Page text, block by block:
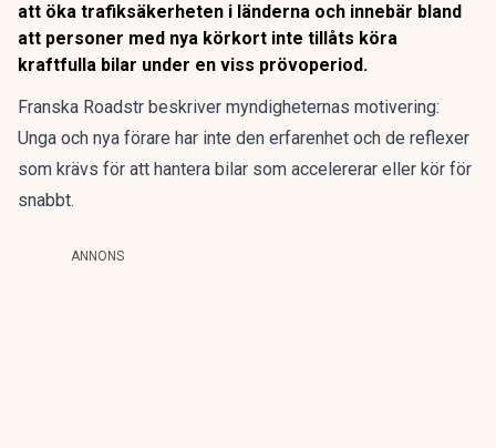
att öka trafiksäkerheten i länderna och innebär bland
att personer med nya körkort inte tillåts köra
kraftfulla bilar under en viss prövoperiod.
Franska Roadstr beskriver myndigheternas motivering:
Unga och nya förare har inte den erfarenhet och de reflexer
som krävs för att hantera bilar som accelererar eller kör för
snabbt.
ANNONS